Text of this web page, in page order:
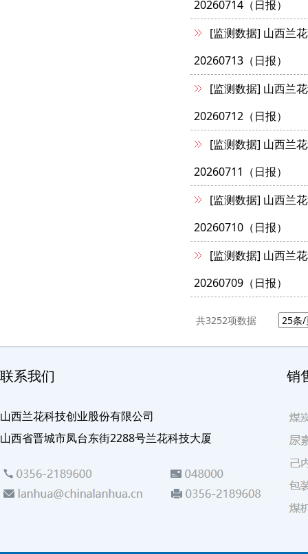
20260714（日报）
[监测数据] 山西兰
20260713（日报）
[监测数据] 山西兰
20260712（日报）
[监测数据] 山西兰
20260711（日报）
[监测数据] 山西兰
20260710（日报）
[监测数据] 山西兰
20260709（日报）
共3252项数据
联系我们
山西兰花科技创业股份有限公司
山西省晋城市凤台东街2288号兰花科技大厦
销